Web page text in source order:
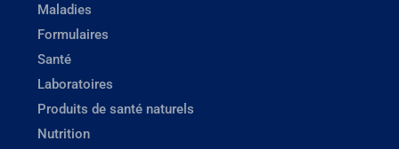
Maladies
Formulaires
Santé
Laboratoires
Produits de santé naturels
Nutrition